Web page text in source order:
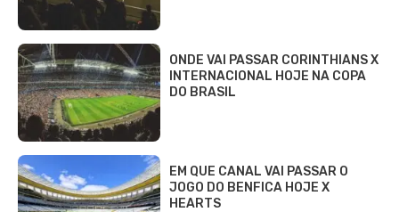
ONDE VAI PASSAR CORINTHIANS X
INTERNACIONAL HOJE NA COPA
DO BRASIL
EM QUE CANAL VAI PASSAR O
JOGO DO BENFICA HOJE X
HEARTS